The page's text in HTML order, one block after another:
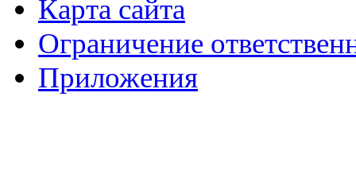
Карта сайта
Ограничение
Приложения